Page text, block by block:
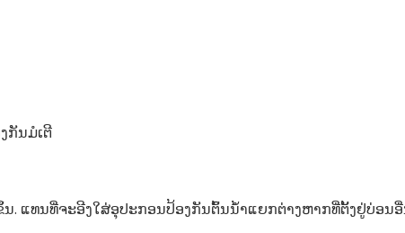
ກັນມໍເຕີ
. ແທນທີ່ຈະອີງໃສ່ອຸປະກອນປ້ອງກັນຕົ້ນນໍ້າແຍກຕ່າງຫາກທີ່ຕັ້ງຢູ່ບ່ອນ